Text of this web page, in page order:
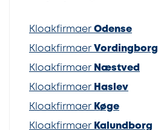
Kloakfirmaer Odense
Kloakfirmaer Vordingborg
Kloakfirmaer Næstved
Kloakfirmaer Haslev
Kloakfirmaer Køge
Kloakfirmaer Kalundborg